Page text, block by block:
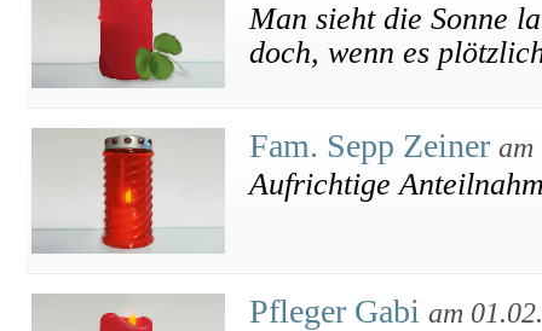
Man sieht die Sonne
doch, wenn es
Fam. Sepp Zeiner am
Aufrichtige
Pfleger Gabi am